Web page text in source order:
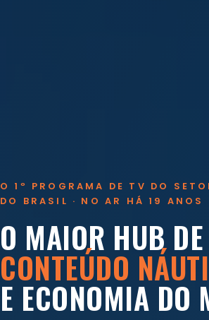
O 1º PROGRAMA DE TV DO
DO BRASIL · NO AR HÁ 19 ANOS
O MAIOR HUB DE
CONTEÚDO
E ECONOMIA DO